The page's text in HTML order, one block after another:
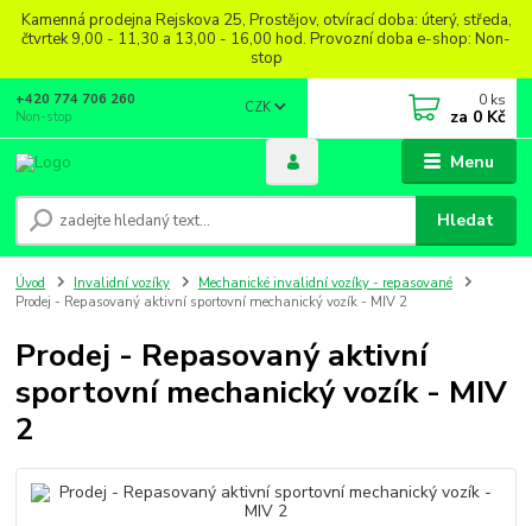
Kamenná prodejna Rejskova 25, Prostějov, otvírací doba: úterý, středa,
čtvrtek 9,00 - 11,30 a 13,00 - 16,00 hod. Provozní doba e-shop: Non-
stop
Menu
CZK
Hledat
+420 774 706 260
Non-stop
0 ks
za 0 Kč
Úvod Invalidní vozíky
Mechanické invalidní vozíky - repasované
Prodej - Repasovaný aktivní sportovní mechanický vozík - MIV 2
Prodej - Repasovaný aktivní
sportovní mechanický vozík - MIV
2